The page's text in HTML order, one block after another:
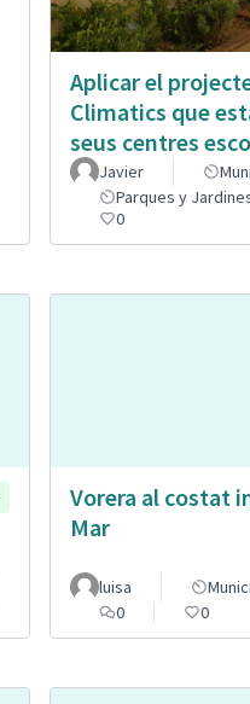
Aplicar el
Climatics que
seus centres
Javier
Parques y
0
Vorera al costat
Mar
luisa
0
0